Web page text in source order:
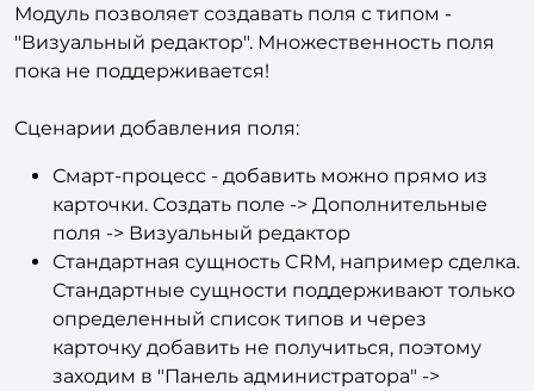
Модуль позволяет создавать поля с типом -
"Визуальный редактор". Множественность поля
пока не поддерживается!
Сценарии добавления поля:
Смарт-процесс - добавить можно прямо из
карточки. Создать поле -> Дополнительные
поля -> Визуальный редактор
Стандартная сущность CRM, например сделка.
Стандартные сущности поддерживают только
определенный список типов и через
карточку добавить не получиться, поэтому
заходим в "Панель администратора" ->